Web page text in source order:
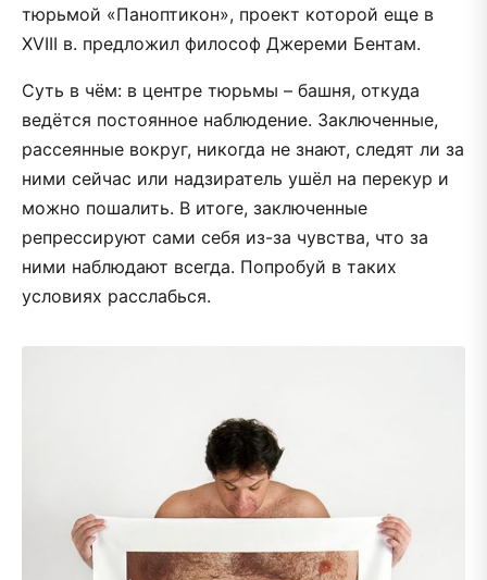
тюрьмой «Паноптикон», проект которой еще в
XVIII в. предложил философ Джереми Бентам.
Суть в чём: в центре тюрьмы – башня, откуда
ведётся постоянное наблюдение. Заключенные,
рассеянные вокруг, никогда не знают, следят ли за
ними сейчас или надзиратель ушёл на перекур и
можно пошалить. В итоге, заключенные
репрессируют сами себя из-за чувства, что за
ними наблюдают всегда. Попробуй в таких
условиях расслабься.